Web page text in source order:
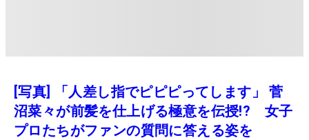
[写真] 「人差し指でピピピってします」 菅
沼菜々が前髪を仕上げる極意を伝授!? 女子
プロたちがファンの質問に答える姿を